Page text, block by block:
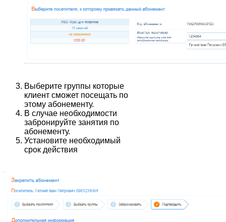
Выберите группы которые
клиент сможет посещать по
этому абонементу.
В случае необходимости
забронируйте занятия по
абонементу.
Установите необходимый
срок действия